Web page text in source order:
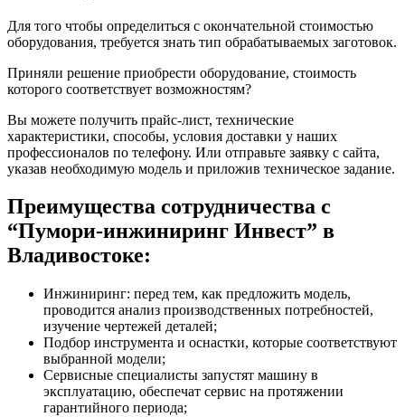
Для того чтобы определиться с окончательной стоимостью
оборудования, требуется знать тип обрабатываемых заготовок.
Приняли решение приобрести оборудование, стоимость
которого соответствует возможностям?
Вы можете получить прайс-лист, технические
характеристики, способы, условия доставки у наших
профессионалов по телефону. Или отправьте заявку с сайта,
указав необходимую модель и приложив техническое задание.
Преимущества сотрудничества с
“Пумори-инжиниринг Инвест” в
Владивостоке:
Инжиниринг: перед тем, как предложить модель,
проводится анализ производственных потребностей,
изучение чертежей деталей;
Подбор инструмента и оснастки, которые соответствуют
выбранной модели;
Сервисные специалисты запустят машину в
эксплуатацию, обеспечат сервис на протяжении
гарантийного периода;